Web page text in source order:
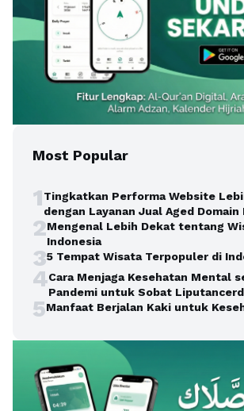
Most Popular
1Tingkatkan Performa Website
dengan Layanan Jual Aged
2Mengenal Lebih Dekat tentang
Indonesia
35 Tempat Wisata Terpopuler di
4Cara Menjaga Kesehatan Mental
Pandemi untuk Sobat
5Manfaat Berjalan Kaki untuk